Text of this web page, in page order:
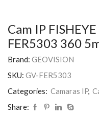
Cam IP
FER5303 360
Brand: GEOVISION
SKU: GV-FER5303
Categories: Camaras IP,
Share: